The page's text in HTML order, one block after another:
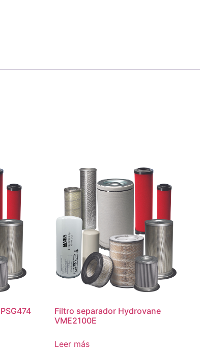
Filtro separador Hydrovane
VME2100E
Leer más